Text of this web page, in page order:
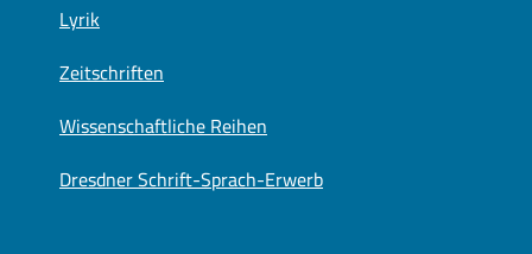
Lyrik
Zeitschriften
Wissenschaftliche Reihen
Dresdner Schrift-Sprach-Erwerb